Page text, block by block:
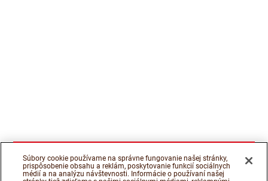
Súbory cookie používame na správne fungovanie našej stránky,
prispôsobenie obsahu a reklám, poskytovanie funkcií sociálnych
médií a na analýzu návštevnosti. Informácie o používaní našej